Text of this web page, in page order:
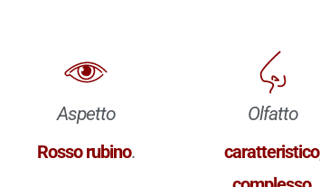
Aspetto
Rosso rubino.
Olfatto
caratteristico